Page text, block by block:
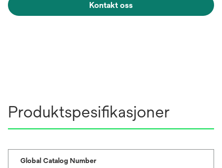
Kontakt oss
Produktspesifikasjoner
Global Catalog Number